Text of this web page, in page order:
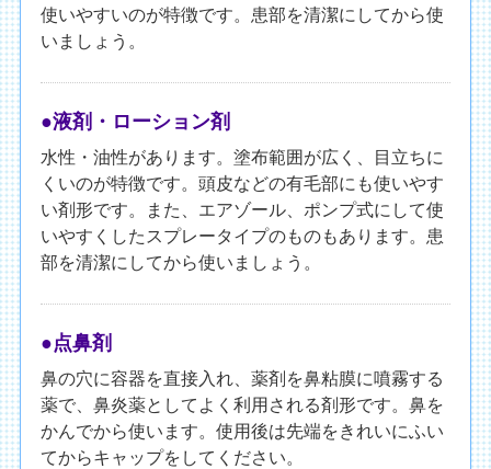
使いやすいのが特徴です。患部を清潔にしてから使
いましょう。
●液剤・ローション剤
水性・油性があります。塗布範囲が広く、目立ちに
くいのが特徴です。頭皮などの有毛部にも使いやす
い剤形です。また、エアゾール、ポンプ式にして使
いやすくしたスプレータイプのものもあります。患
部を清潔にしてから使いましょう。
●点鼻剤
鼻の穴に容器を直接入れ、薬剤を鼻粘膜に噴霧する
薬で、鼻炎薬としてよく利用される剤形です。鼻を
かんでから使います。使用後は先端をきれいにふい
てからキャップをしてください。